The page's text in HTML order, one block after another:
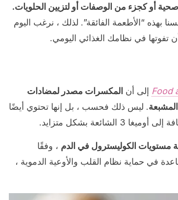
أو كجزء من الوصفات أو لتزيين الحلويات.
بهذه “الأطعمة الفائقة”. لذلك ، نرغب اليوم
في نظامك الغذائي اليومي.
Food إلى أن المكسرات مصدر لمضادات
المشبعة. ليس ذلك فحسب ، بل إنها تحتوي أيضًا
بشكل متزايد.
الكوليسترول في الدم ، وفقًا
في حماية نظام القلب والأوعية الدموية ،